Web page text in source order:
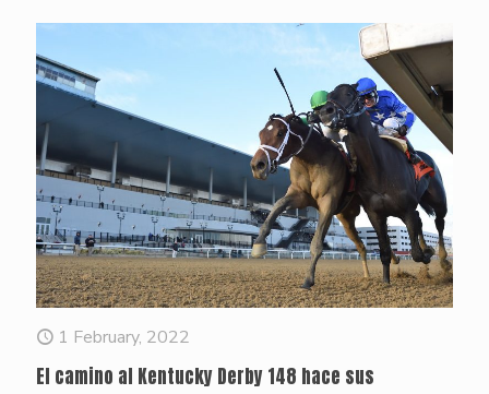
1 February, 2022
El camino al Kentucky Derby 148 hace sus